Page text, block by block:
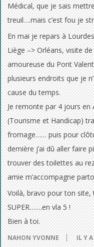
Médical, que je sais
treuil….mais c’est fou je
En mai je repars à
Liège –> Orléans, visite
amoureuse du Pont
plusieurs endroits que je
cause du temps.
Je remonte par 4 jours en
(Tourisme et Handicap)
fromage…… puis pour
dernière j’ai dû aller faire
trouver des toilettes au
amie m’accompagne
Voilà, bravo pour ton
SUPER…….en vla 5 !
Bien à toi.
NAHON YVONNE IL Y